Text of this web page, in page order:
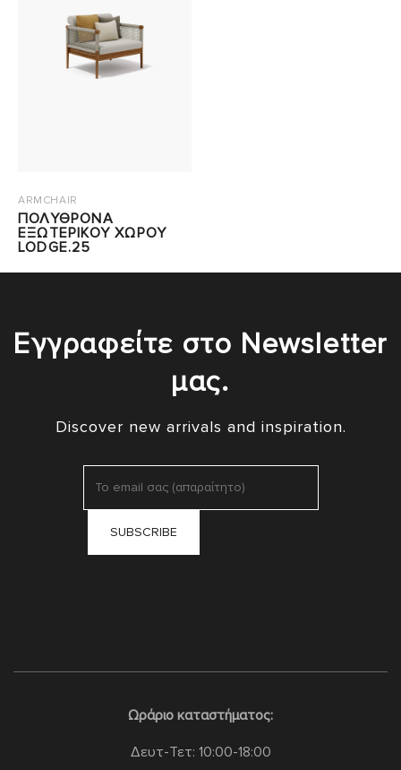
ARMCHAIR
ΠΟΛΥΘΡΟΝΑ
ΕΞΩΤΕΡΙΚΟΥ ΧΩΡΟΥ
LODGE.25
Εγγραφείτε στο Newsletter
μας.
Discover new arrivals and inspiration.
Ωράριο καταστήματος:
Δευτ-Τετ: 10:00-18:00